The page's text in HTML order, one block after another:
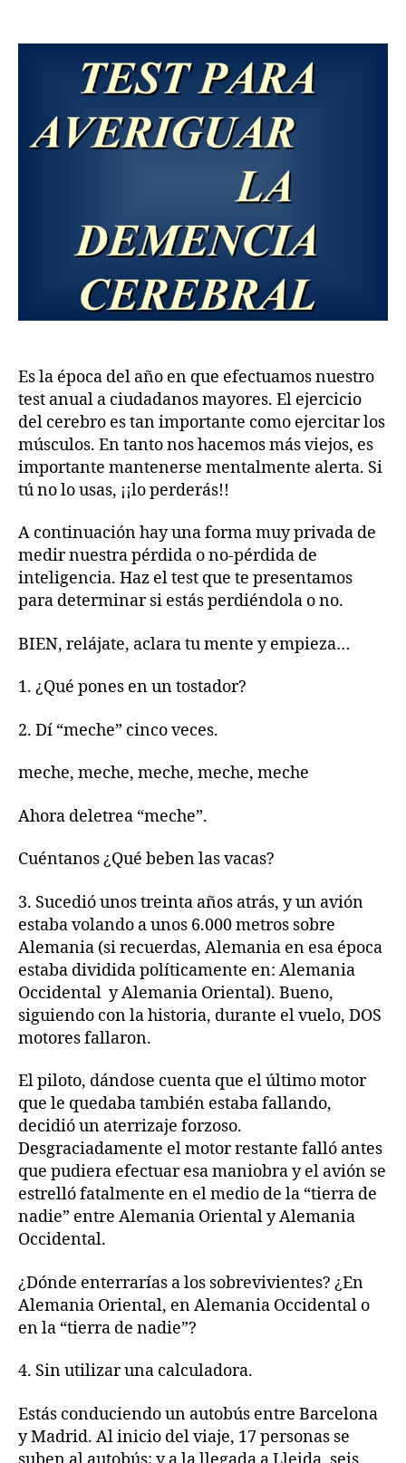
demencia
cerebral
precoz
Es la época del año en que efectuamos nuestro
test anual a ciudadanos mayores. El ejercicio
del cerebro es tan importante como ejercitar los
músculos. En tanto nos hacemos más viejos, es
importante mantenerse mentalmente alerta. Si
tú no lo usas, ¡¡lo perderás!!
A continuación hay una forma muy privada de
medir nuestra pérdida o no-pérdida de
inteligencia. Haz el test que te presentamos
para determinar si estás perdiéndola o no.
BIEN, relájate, aclara tu mente y empieza…
1. ¿Qué pones en un tostador?
2. Dí “meche” cinco veces.
meche, meche, meche, meche, meche
Ahora deletrea “meche”.
Cuéntanos ¿Qué beben las vacas?
3. Sucedió unos treinta años atrás, y un avión
estaba volando a unos 6.000 metros sobre
Alemania (si recuerdas, Alemania en esa época
estaba dividida políticamente en: Alemania
Occidental y Alemania Oriental). Bueno,
siguiendo con la historia, durante el vuelo, DOS
motores fallaron.
El piloto, dándose cuenta que el último motor
que le quedaba también estaba fallando,
decidió un aterrizaje forzoso.
Desgraciadamente el motor restante falló antes
que pudiera efectuar esa maniobra y el avión se
estrelló fatalmente en el medio de la “tierra de
nadie” entre Alemania Oriental y Alemania
Occidental.
¿Dónde enterrarías a los sobrevivientes? ¿En
Alemania Oriental, en Alemania Occidental o
en la “tierra de nadie”?
4. Sin utilizar una calculadora.
Estás conduciendo un autobús entre Barcelona
y Madrid. Al inicio del viaje, 17 personas se